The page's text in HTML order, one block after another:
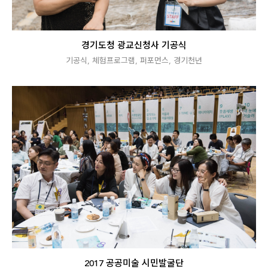
경기도청 광교신청사 기공식
기공식 , 체험프로그램 , 퍼포먼스, 경기천년
2017 공공미술 시민발굴단